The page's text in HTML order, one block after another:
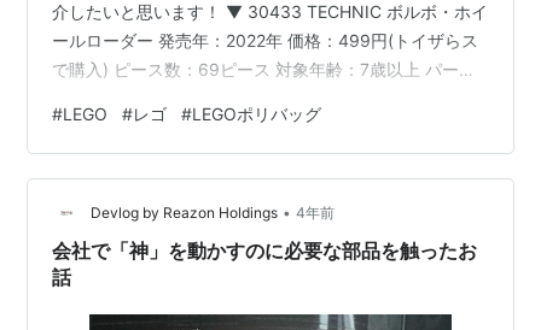
介したいと思います！ ▼ 30433 TECHNIC ボルボ・ホイ
ールローダー 発売年：2022年 価格：499円(トイザらス
で購入) ピース数：69ピース 対象年齢：7歳以上 パーツ
す！ (※今回シールは貼っていません。) 思ったより大き
くて、家にあるトミカと比べてみるとこんな感じ。 上に
あるグレーのつまみ部分を回すと、ショベルが上下する
ギミック付きです。 うしろ。 今回初めてテクニックシリ
ーズを組み立てたのですが 流石7＋、難易度が高…
#LEGO #レゴ #LEGOポリバッグ
Devlog by Reazon Holdings • 4年前
会社で「神」を動かすのに必要な部品を触ったお
話